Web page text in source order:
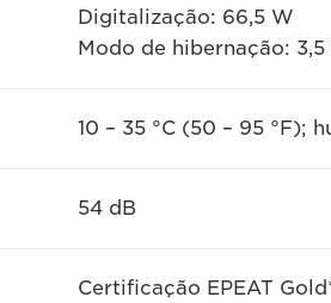
Digitalização: 66,5 W
Modo de hibernação:
10 – 35 °C (50 – 95 °F);
54 dB
Certificação EPEAT